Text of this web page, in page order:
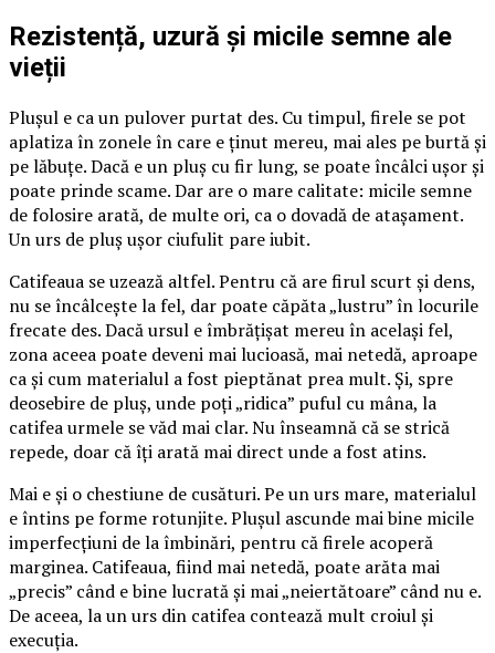
Rezistență, uzură și micile semne ale
vieții
Plușul e ca un pulover purtat des. Cu timpul, firele se pot
aplatiza în zonele în care e ținut mereu, mai ales pe burtă și
pe lăbuțe. Dacă e un pluș cu fir lung, se poate încâlci ușor și
poate prinde scame. Dar are o mare calitate: micile semne
de folosire arată, de multe ori, ca o dovadă de atașament.
Un urs de pluș ușor ciufulit pare iubit.
Catifeaua se uzează altfel. Pentru că are firul scurt și dens,
nu se încâlcește la fel, dar poate căpăta „lustru” în locurile
frecate des. Dacă ursul e îmbrățișat mereu în același fel,
zona aceea poate deveni mai lucioasă, mai netedă, aproape
ca și cum materialul a fost pieptănat prea mult. Și, spre
deosebire de pluș, unde poți „ridica” puful cu mâna, la
catifea urmele se văd mai clar. Nu înseamnă că se strică
repede, doar că îți arată mai direct unde a fost atins.
Mai e și o chestiune de cusături. Pe un urs mare, materialul
e întins pe forme rotunjite. Plușul ascunde mai bine micile
imperfecțiuni de la îmbinări, pentru că firele acoperă
marginea. Catifeaua, fiind mai netedă, poate arăta mai
„precis” când e bine lucrată și mai „neiertătoare” când nu e.
De aceea, la un urs din catifea contează mult croiul și
execuția.